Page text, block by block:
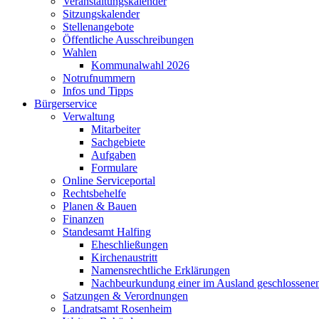
Sitzungskalender
Stellenangebote
Öffentliche Ausschreibungen
Wahlen
Kommunalwahl 2026
Notrufnummern
Infos und Tipps
Bürgerservice
Verwaltung
Mitarbeiter
Sachgebiete
Aufgaben
Formulare
Online Serviceportal
Rechtsbehelfe
Planen & Bauen
Finanzen
Standesamt Halfing
Eheschließungen
Kirchenaustritt
Namensrechtliche Erklärungen
Nachbeurkundung einer im Ausland
Satzungen & Verordnungen
Landratsamt Rosenheim